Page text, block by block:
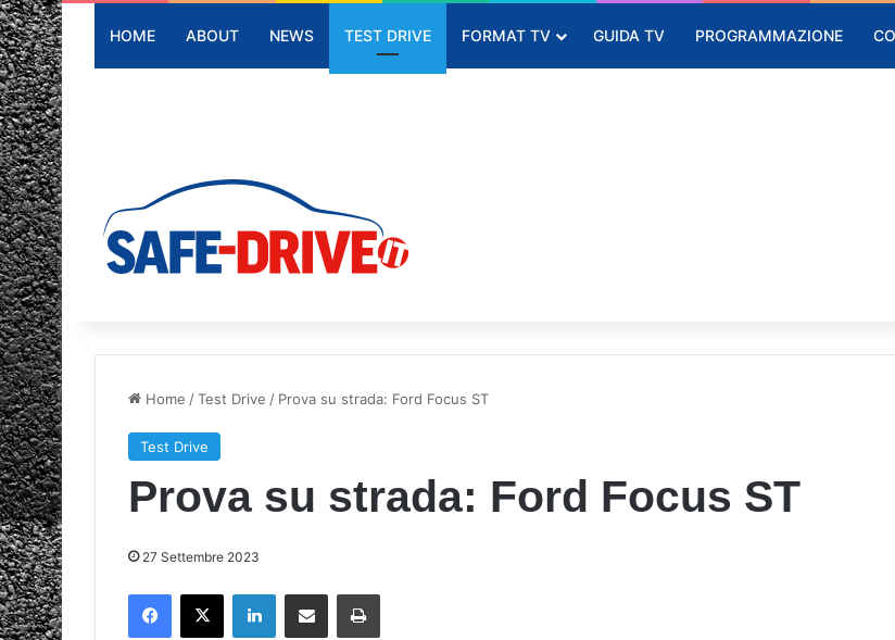
HOME ABOUT NEWS TEST DRIVE FORMAT TV GUIDA TV PROGRAMMAZIONE
Home /Test Drive / Prova su strada: Ford Focus ST
Test Drive
Prova su strada: Ford Focus ST
27 Settembre 2023